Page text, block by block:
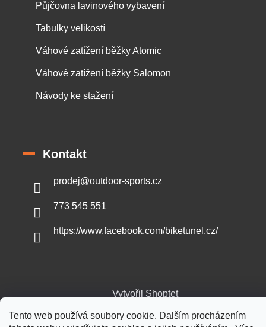
Tento web používá soubory cookie. Dalším procházením
Půjčovna lavinového vybavení
Tabulky velikostí
Váhové zatížení běžky Atomic
Váhové zatížení běžky Salomon
Návody ke stažení
Kontakt
prodej@outdoor-sports.cz
773 545 551
https://www.facebook.com/biketunel.cz/
Vytvořil Shoptet